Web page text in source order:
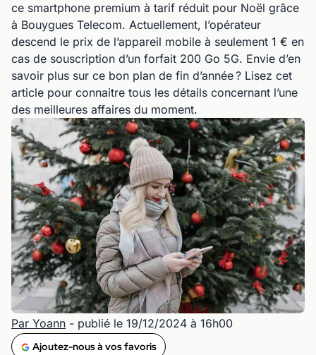
ce smartphone premium à tarif réduit pour Noël grâce
à Bouygues Telecom. Actuellement, l’opérateur
descend le prix de l’appareil mobile à seulement 1 € en
cas de souscription d’un forfait 200 Go 5G. Envie d’en
savoir plus sur ce bon plan de fin d’année ? Lisez cet
article pour connaitre tous les détails concernant l’une
des meilleures affaires du moment.
Par Yoann - publié le 19/12/2024 à 16h00
Ajoutez-nous à vos favoris